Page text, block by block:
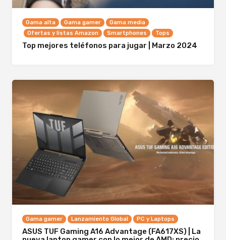
Gama alta Gama gamer
Gama media
Ofertas y listas Amazon
Smartphones Tops
Top mejores teléfonos para jugar | Marzo 2024
Gama gamer Lanzamiento Global PC y Laptops
ASUS TUF Gaming A16 Advantage (FA617XS) | La